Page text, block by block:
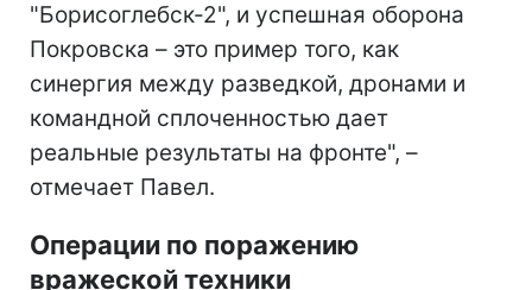
"Борисоглебск-2", и успешная оборона
Покровска – это пример того, как
синергия между разведкой, дронами и
командной сплоченностью дает
реальные результаты на фронте", –
отмечает Павел.
Операции по поражению
вражеской техники